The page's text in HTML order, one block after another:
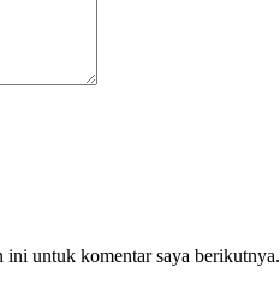
ini untuk komentar saya berikutnya.